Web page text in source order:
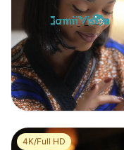
Jeune femme africaine assise dans un lit souriante en regardant son téléphone
0
4K/Full HD